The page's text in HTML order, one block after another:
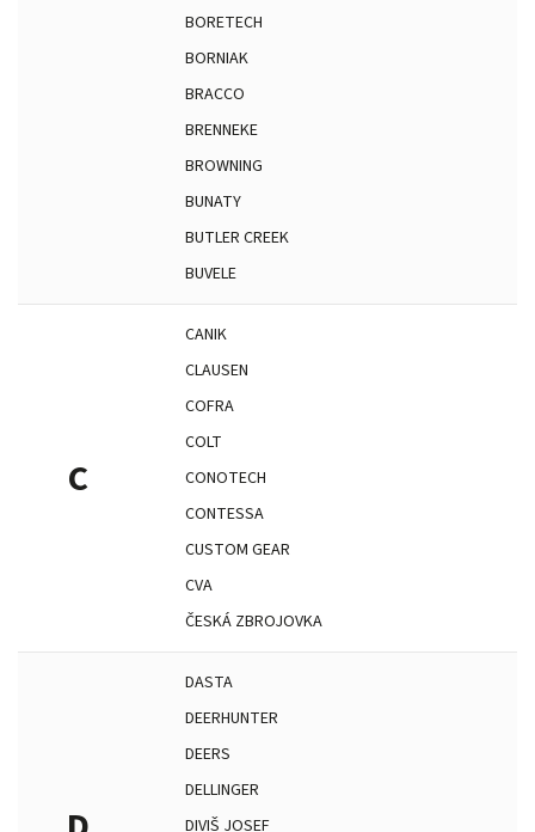
BORETECH
BORNIAK
BRACCO
BRENNEKE
BROWNING
BUNATY
BUTLER CREEK
BUVELE
C
CANIK
CLAUSEN
COFRA
COLT
CONOTECH
CONTESSA
CUSTOM GEAR
CVA
ČESKÁ ZBROJOVKA
DASTA
DEERHUNTER
DEERS
DELLINGER
DIVIŠ JOSEF